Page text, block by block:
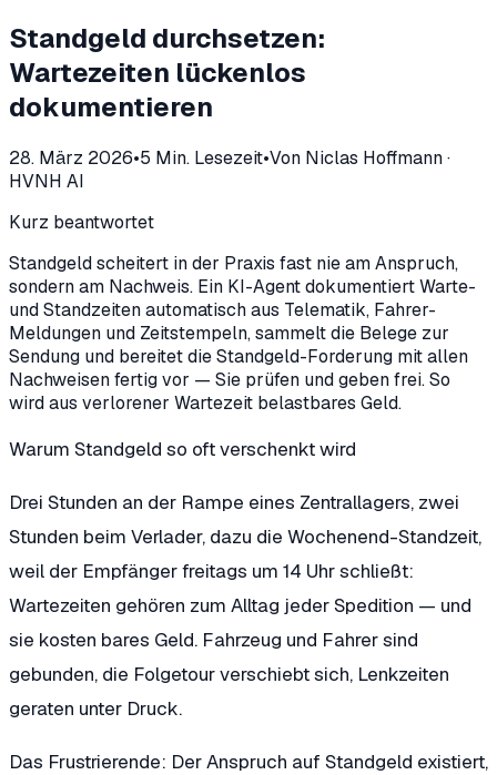
Standgeld durchsetzen:
Wartezeiten lückenlos
dokumentieren
28. März 2026•5 Min. Lesezeit•Von Niclas Hoffmann·
HVNH AI
Kurz beantwortet
Standgeld scheitert in der Praxis fast nie am Anspruch,
sondern am Nachweis. Ein KI-Agent dokumentiert Warte-
und Standzeiten automatisch aus Telematik, Fahrer-
Meldungen und Zeitstempeln, sammelt die Belege zur
Sendung und bereitet die Standgeld-Forderung mit allen
Nachweisen fertig vor — Sie prüfen und geben frei. So
wird aus verlorener Wartezeit belastbares Geld.
Warum Standgeld so oft verschenkt wird
Drei Stunden an der Rampe eines Zentrallagers, zwei
Stunden beim Verlader, dazu die Wochenend-Standzeit,
weil der Empfänger freitags um 14 Uhr schließt:
Wartezeiten gehören zum Alltag jeder Spedition — und
sie kosten bares Geld. Fahrzeug und Fahrer sind
gebunden, die Folgetour verschiebt sich, Lenkzeiten
geraten unter Druck.
Das Frustrierende: Der Anspruch auf Standgeld existiert,